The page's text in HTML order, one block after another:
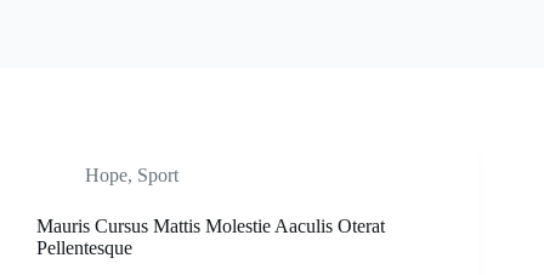
Hope, Sport
Mauris Cursus Mattis Molestie Aaculis Oterat
Pellentesque